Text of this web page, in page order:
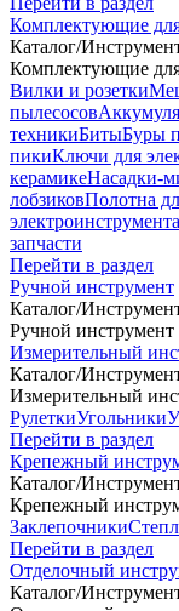
Комплектующие
Каталог/
Комплектующие
Вилки и розетки
пылесосов
техникиБитыБуры
пикиКлючи для
керамикеНасадки-
лобзиковПолотна
электроинструмента
запчасти
Перейти в раздел
Ручной инструмент
Каталог/
Ручной инструмент
Измерительный
Каталог/
Измерительный
РулеткиУгольники
Перейти в раздел
Крепежный
Каталог/
Крепежный
Заклепочники
Перейти в раздел
Отделочный
Каталог/